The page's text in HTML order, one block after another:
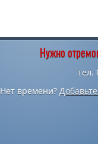
Нужно
тел.
Нет времени?